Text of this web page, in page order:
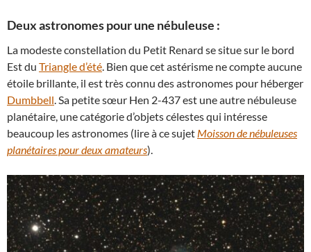
Deux astronomes pour une nébuleuse :
La modeste constellation du Petit Renard se situe sur le bord
Est du Triangle d’été. Bien que cet astérisme ne compte aucune
étoile brillante, il est très connu des astronomes pour héberger
Dumbbell. Sa petite sœur Hen 2-437 est une autre nébuleuse
planétaire, une catégorie d’objets célestes qui intéresse
beaucoup les astronomes (lire à ce sujet Moisson de nébuleuses
planétaires pour deux amateurs).